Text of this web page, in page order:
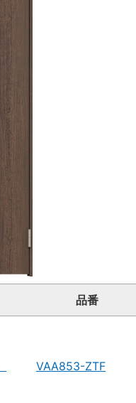
品番
VAA853-ZTF